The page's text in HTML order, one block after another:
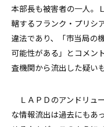
本部長も被害者の一人。
轄するフランク・プリシ
違法であり、「市当局の
可能性がある」とコメン
査機関から流出した疑い
ＬＡＰＤのアンドリュ
な情報流出は過去にもあ